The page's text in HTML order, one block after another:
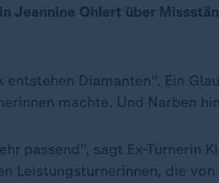
Jeannine Ohlert über
entstehen Diamanten". Ein
machte. Und Narben
passend", sagt Ex-Turnerin
Leistungsturnerinnen, die